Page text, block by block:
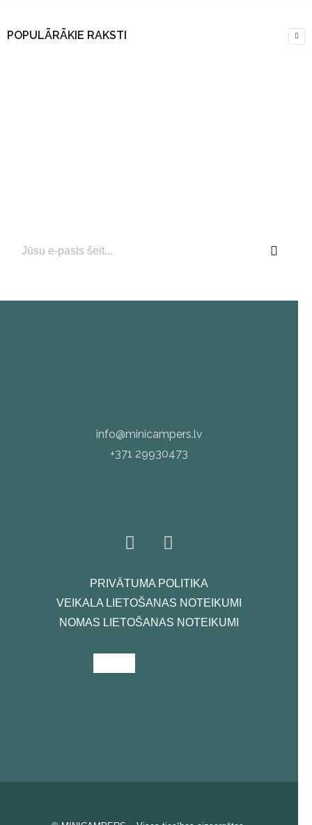
POPULĀRĀKIE RAKSTI
info@minicampers.lv
+371 29930473
PRIVĀTUMA POLITIKA
VEIKALA LIETOŠANAS NOTEIKUMI
NOMAS LIETOŠANAS NOTEIKUMI